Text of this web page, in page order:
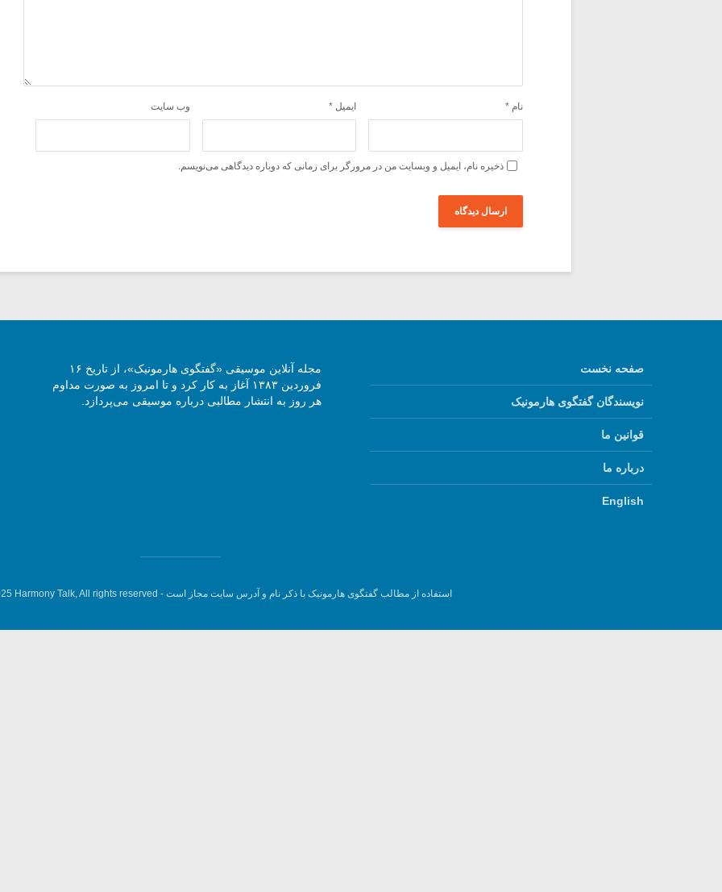
نام * ایمیل * وب‌ سایت
ذخیره نام، ایمیل و وبسایت من در مرورگر برای زمانی که دوباره دیدگاهی می‌نویسم.
صفحه نخست
نویسندگان گفتگوی هارمونیک
قوانین ما
درباره ما
English
مجله آنلاین موسیقی «گفتگوی هارمونیک»، از تاریخ ۱۶
فروردین ۱۳۸۳ آغاز به کار کرد و تا امروز به صورت مداوم
هر روز به انتشار مطالبی درباره موسیقی می‌پردازد.
استفاده از مطالب گفتگوی هارمونیک با ذکر نام و آدرس سایت مجاز است - Harmony Talk, All rights reserved.